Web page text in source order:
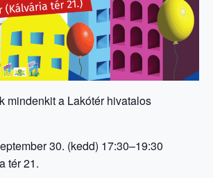
mindenkit a Lakótér hivatalos
30. (kedd) 17:30–19:30
tér 21.